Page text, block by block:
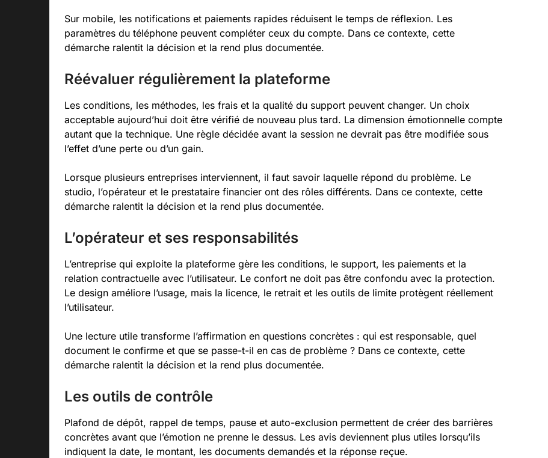
Sur mobile, les notifications et paiements rapides réduisent le temps de réflexion. Les
paramètres du téléphone peuvent compléter ceux du compte. Dans ce contexte, cette
démarche ralentit la décision et la rend plus documentée.
Réévaluer régulièrement la plateforme
Les conditions, les méthodes, les frais et la qualité du support peuvent changer. Un choix
acceptable aujourd’hui doit être vérifié de nouveau plus tard. La dimension émotionnelle compte
autant que la technique. Une règle décidée avant la session ne devrait pas être modifiée sous
l’effet d’une perte ou d’un gain.
Lorsque plusieurs entreprises interviennent, il faut savoir laquelle répond du problème. Le
studio, l’opérateur et le prestataire financier ont des rôles différents. Dans ce contexte, cette
démarche ralentit la décision et la rend plus documentée.
L’opérateur et ses responsabilités
L’entreprise qui exploite la plateforme gère les conditions, le support, les paiements et la
relation contractuelle avec l’utilisateur. Le confort ne doit pas être confondu avec la protection.
Le design améliore l’usage, mais la licence, le retrait et les outils de limite protègent réellement
l’utilisateur.
Une lecture utile transforme l’affirmation en questions concrètes : qui est responsable, quel
document le confirme et que se passe-t-il en cas de problème ? Dans ce contexte, cette
démarche ralentit la décision et la rend plus documentée.
Les outils de contrôle
Plafond de dépôt, rappel de temps, pause et auto-exclusion permettent de créer des barrières
concrètes avant que l’émotion ne prenne le dessus. Les avis deviennent plus utiles lorsqu’ils
indiquent la date, le montant, les documents demandés et la réponse reçue.